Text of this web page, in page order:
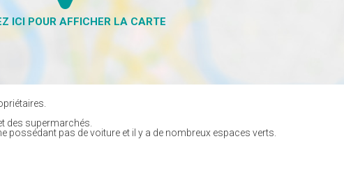
des supermarchés.
possédant pas de voiture et il y a de nombreux espaces verts.